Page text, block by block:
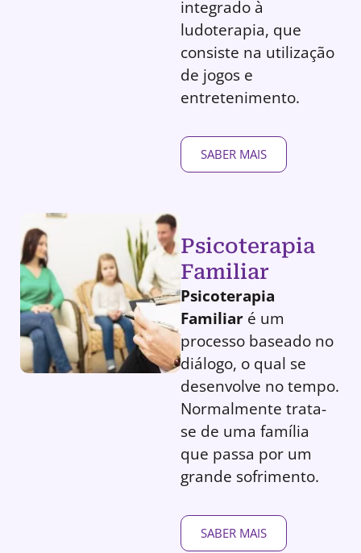
integrado à
ludoterapia, que
consiste na utilização
de jogos e
entretenimento.
SABER MAIS
Psicoterapia
Familiar
Psicoterapia
Familiar é um
processo baseado no
diálogo, o qual se
desenvolve no tempo.
Normalmente trata-
se de uma família
que passa por um
grande sofrimento.
SABER MAIS